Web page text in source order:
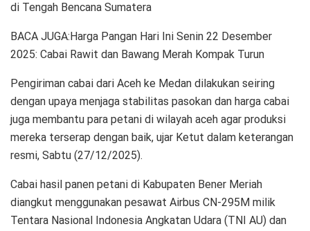
di Tengah Bencana Sumatera
BACA JUGA:Harga Pangan Hari Ini Senin 22 Desember
2025: Cabai Rawit dan Bawang Merah Kompak Turun
Pengiriman cabai dari Aceh ke Medan dilakukan seiring
dengan upaya menjaga stabilitas pasokan dan harga cabai
juga membantu para petani di wilayah aceh agar produksi
mereka terserap dengan baik, ujar Ketut dalam keterangan
resmi, Sabtu (27/12/2025).
Cabai hasil panen petani di Kabupaten Bener Meriah
diangkut menggunakan pesawat Airbus CN-295M milik
Tentara Nasional Indonesia Angkatan Udara (TNI AU) dan